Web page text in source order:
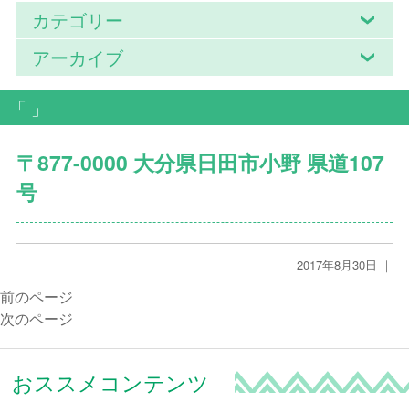
カテゴリー
アーカイブ
「 」
〒877-0000 大分県日田市小野 県道107
号
2017年8月30日 ｜
前のページ
次のページ
おススメコンテンツ